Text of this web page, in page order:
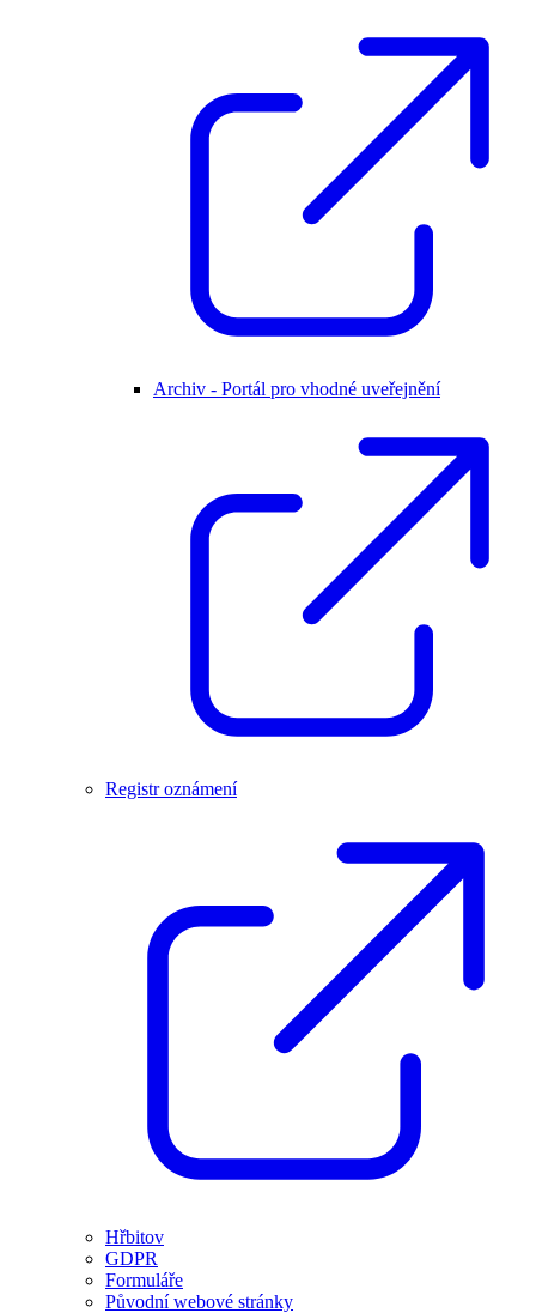
Archiv - Portál pro vhodné uveřejnění
Registr oznámení
Hřbitov
GDPR
Formuláře
Původní webové stránky